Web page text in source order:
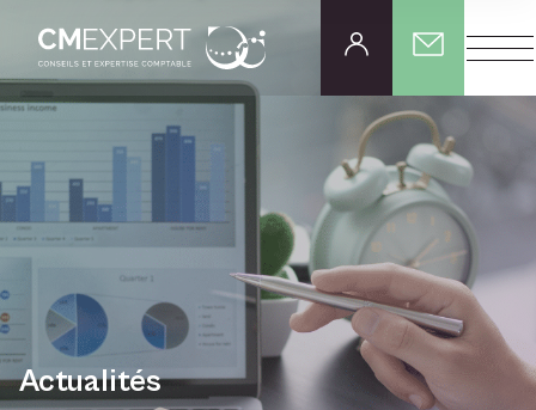
Actualités